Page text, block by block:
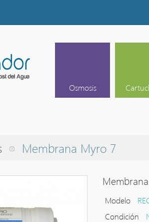
Osmosis
Membrana Myro 7
Modelo
Condición